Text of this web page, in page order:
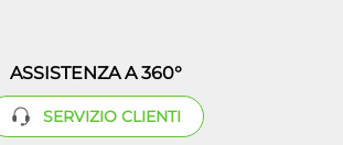
ASSISTENZA A 360°
SERVIZIO CLIENTI